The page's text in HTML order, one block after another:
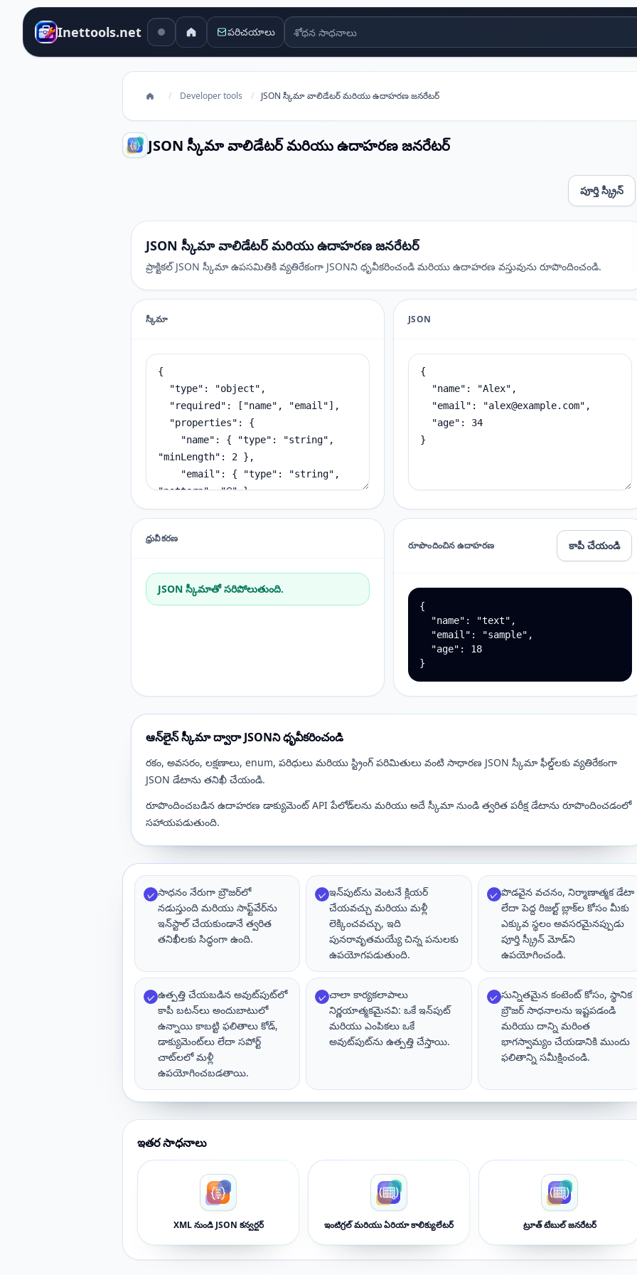
Inettools.net పరిచయాలు శోధన సాధనాలు
/ Developer tools / JSON స్కీమా వాలిడేటర్ మరియు ఉదాహరణ జనరేటర్
JSON స్కీమా వాలిడేటర్ మరియు ఉదాహరణ జనరేటర్
పూర్తి స్క్రీన్
JSON స్కీమా వాలిడేటర్ మరియు ఉదాహరణ జనరేటర్
ప్రాక్టికల్ JSON స్కీమా ఉపసమితికి వ్యతిరేకంగా JSONని ధృవీకరించండి మరియు ఉదాహరణ వస్తువును రూపొందించండి.
స్కీమా JSON
ధ్రువీకరణ
JSON స్కీమాతో సరిపోలుతుంది.
రూపొందించిన ఉదాహరణ కాపీ చేయండి
{
  "name": "text",
  "email": "sample",
  "age": 18
}
ఆన్‌లైన్ స్కీమా ద్వారా JSONని ధృవీకరించండి
రకం, అవసరం, లక్షణాలు, enum, పరిధులు మరియు స్ట్రింగ్ పరిమితులు వంటి సాధారణ JSON స్కీమా ఫీల్డ్‌లకు వ్యతిరేకంగా
JSON డేటాను తనిఖీ చేయండి.
రూపొందించబడిన ఉదాహరణ డాక్యుమెంట్ API పేలోడ్‌లను మరియు అదే స్కీమా నుండి త్వరిత పరీక్ష డేటాను రూపొందించడంలో
సహాయపడుతుంది.
✓ సాధనం నేరుగా బ్రౌజర్‌లో
నడుస్తుంది మరియు సాఫ్ట్‌వేర్‌ను
ఇన్‌స్టాల్ చేయకుండానే త్వరిత
తనిఖీలకు సిద్ధంగా ఉంది.
✓ ఇన్‌పుట్‌ను వెంటనే క్లియర్
చేయవచ్చు మరియు మళ్లీ
లెక్కించవచ్చు, ఇది
పునరావృతమయ్యే చిన్న పనులకు
ఉపయోగపడుతుంది.
✓ పొడవైన వచనం, నిర్మాణాత్మక డేటా
లేదా పెద్ద రిజల్ట్ బ్లాక్‌ల కోసం మీకు
ఎక్కువ స్థలం అవసరమైనప్పుడు
పూర్తి స్క్రీన్ మోడ్‌ని
ఉపయోగించండి.
✓ ఉత్పత్తి చేయబడిన అవుట్‌పుట్‌లో
కాపీ బటన్‌లు అందుబాటులో
ఉన్నాయి కాబట్టి ఫలితాలు కోడ్,
డాక్యుమెంట్‌లు లేదా సపోర్ట్
చాట్‌లలో మళ్లీ
ఉపయోగించబడతాయి.
✓ చాలా కార్యకలాపాలు
నిర్ణయాత్మకమైనవి: ఒకే ఇన్‌పుట్
మరియు ఎంపికలు ఒకే
అవుట్‌పుట్‌ను ఉత్పత్తి చేస్తాయి.
✓ సున్నితమైన కంటెంట్ కోసం, స్థానిక
బ్రౌజర్ సాధనాలను ఇష్టపడండి
మరియు దాన్ని మరింత
భాగస్వామ్యం చేయడానికి ముందు
ఫలితాన్ని సమీక్షించండి.
ఇతర సాధనాలు
XML నుండి JSON కన్వర్టర్ ఇంటిగ్రల్ మరియు ఏరియా కాలిక్యులేటర్ ట్రూత్ టేబుల్ జనరేటర్